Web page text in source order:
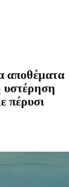
υστέρηση
πέρυσι